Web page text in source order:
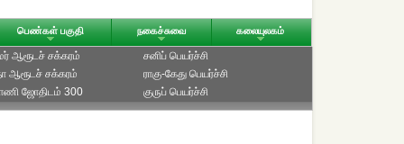
பெண்கள் பகுதி நகைச்சுவை கலையுலகம்
ஆரூடச் சக்கரம்
ஆரூடச் சக்கரம்
ஜோதிடம் 300
சனிப் பெயர்ச்சி
ராகு-கேது பெயர்ச்சி
குருப் பெயர்ச்சி